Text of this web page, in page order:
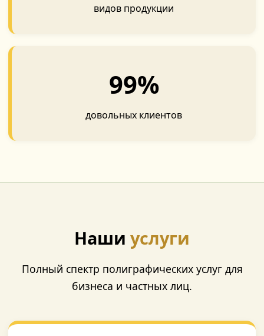
видов продукции
99%
довольных клиентов
Наши услуги
Полный спектр полиграфических услуг для
бизнеса и частных лиц.